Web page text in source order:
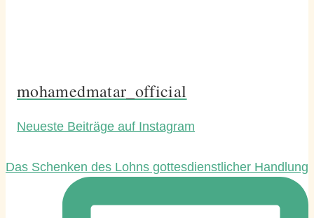
mohamedmatar_official
Neueste Beiträge auf Instagram
Das Schenken des Lohns gottesdienstlicher Handlung